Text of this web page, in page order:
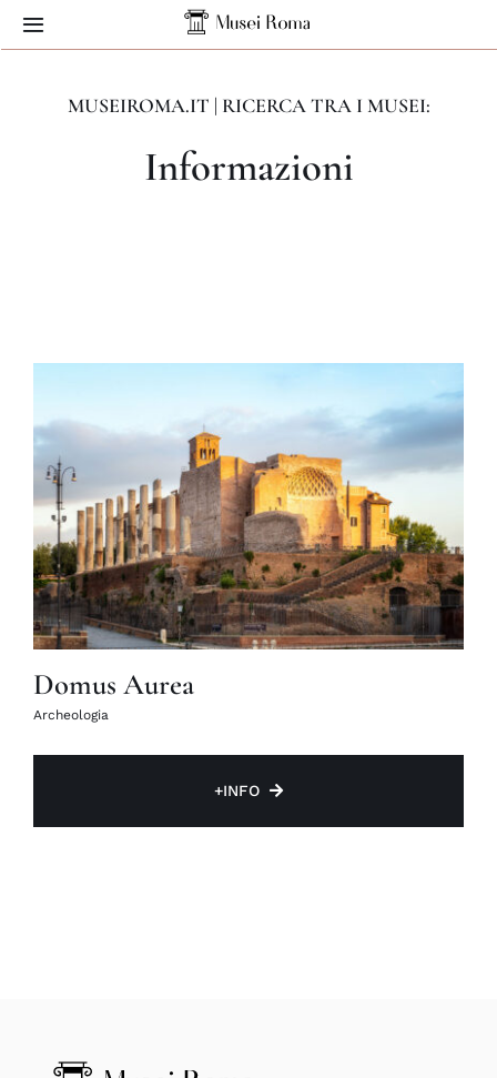
Skip
to Toggle
Musei
MUSEIROMA.IT | RICERCA TRA I MUSEI:
Informazioni
Domus Aurea
Archeologia
+INFO